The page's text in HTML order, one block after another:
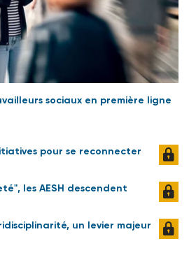
sociaux en première ligne
pour se reconnecter
les AESH descendent
un levier majeur